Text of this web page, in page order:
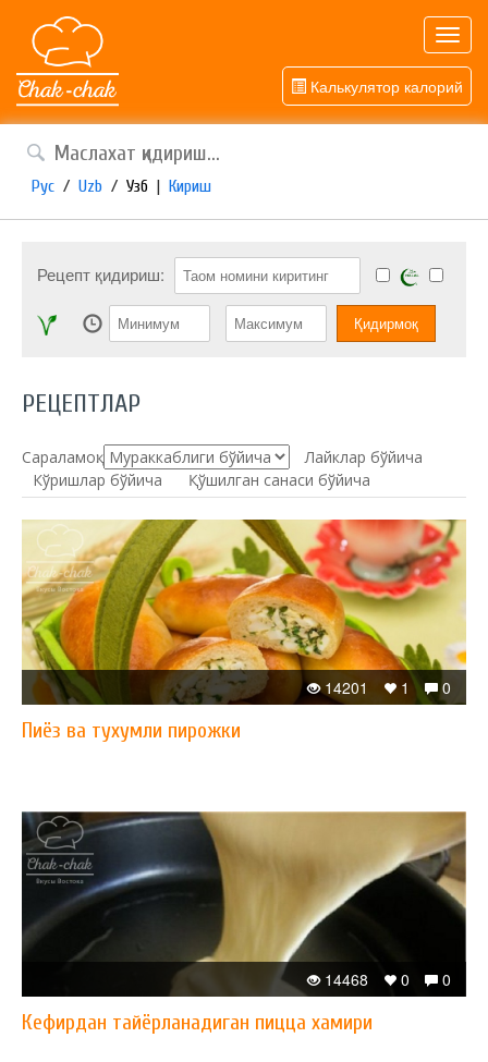
Калькулятор калорий
Рус / Uzb / Узб | Кириш
Рецепт қидириш:
РЕЦЕПТЛАР
Сараламоқ:
Лайклар бўйича
Кўришлар бўйича
Қўшилган санаси бўйича
0
1
14201
Пиёз ва тухумли пирожки
0
0
14468
Кефирдан тайёрланадиган пицца хамири